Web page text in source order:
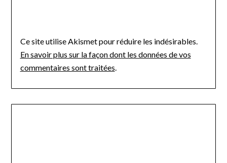
Ce site utilise Akismet pour réduire les indésirables.
En savoir plus sur la façon dont les données de vos
commentaires sont traitées